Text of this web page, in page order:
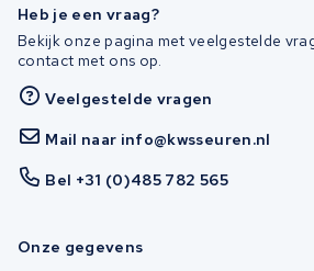
Heb je een vraag?
Bekijk onze pagina met veelgestelde
contact met ons op.
Veelgestelde vragen
Mail naar info@kwsseuren.nl
Bel +31 (0)485 782 565
Onze gegevens